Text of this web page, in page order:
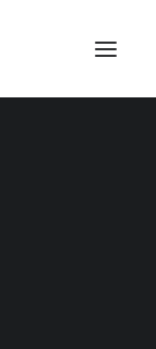
organizzazione